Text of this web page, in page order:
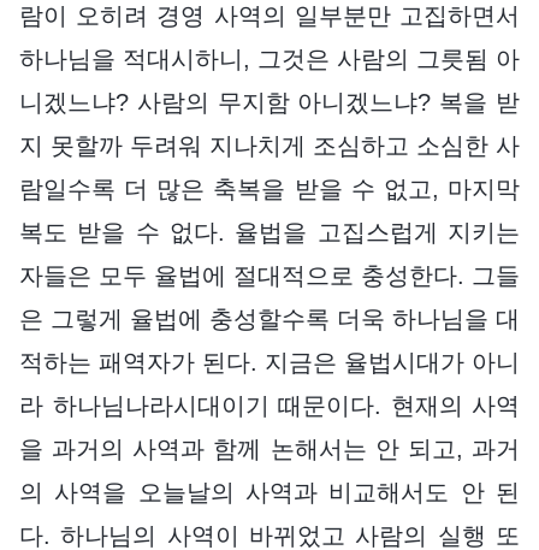
람이 오히려 경영 사역의 일부분만 고집하면서
하나님을 적대시하니, 그것은 사람의 그릇됨 아
니겠느냐? 사람의 무지함 아니겠느냐? 복을 받
지 못할까 두려워 지나치게 조심하고 소심한 사
람일수록 더 많은 축복을 받을 수 없고, 마지막
복도 받을 수 없다. 율법을 고집스럽게 지키는
자들은 모두 율법에 절대적으로 충성한다. 그들
은 그렇게 율법에 충성할수록 더욱 하나님을 대
적하는 패역자가 된다. 지금은 율법시대가 아니
라 하나님나라시대이기 때문이다. 현재의 사역
을 과거의 사역과 함께 논해서는 안 되고, 과거
의 사역을 오늘날의 사역과 비교해서도 안 된
다. 하나님의 사역이 바뀌었고 사람의 실행 또